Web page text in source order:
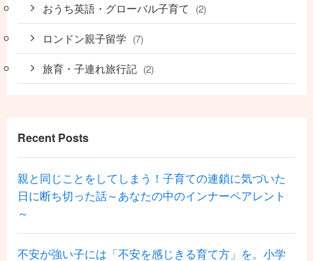
おうち英語・グローバル子育て (2)
ロンドン親子留学 (7)
旅育・子連れ旅行記 (2)
Recent Posts
親と同じことをしてしまう！子育ての連鎖に気づいた
日に断ち切った話～あなたの中のインナーペアレント
～
不安が強い子には「不安を感じきる育て方」を。小学